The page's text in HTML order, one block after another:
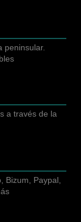
peninsular.
a través de la
Bizum, Paypal,